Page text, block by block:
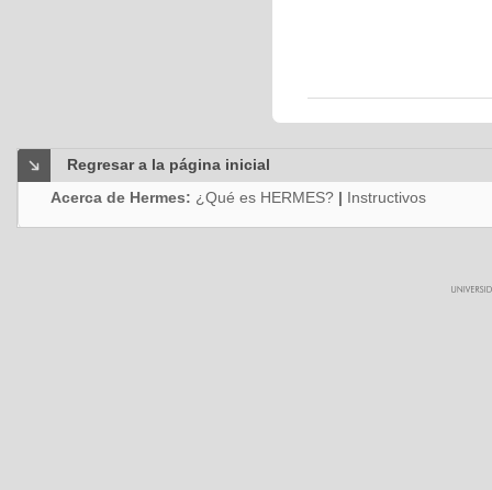
Regresar a la página inicial
Acerca de Hermes: ¿Qué es HERMES? | Instructivos